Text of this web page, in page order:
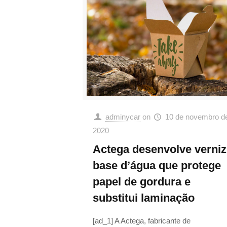
adminycar on
10 de novembro
2020
Actega desenvolve
base d’água que protege
papel de gordura e
substitui laminação
[ad_1] A Actega, fabricante de